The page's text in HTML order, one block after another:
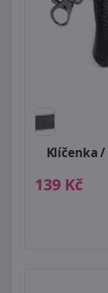
Klíčenka /
139 Kč